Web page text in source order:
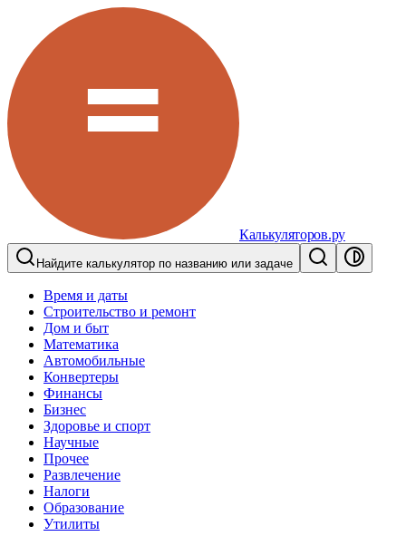
Калькуляторов.ру
Найдите калькулятор по названию или задаче
Время и даты
Строительство и ремонт
Дом и быт
Математика
Автомобильные
Конвертеры
Финансы
Бизнес
Здоровье и спорт
Научные
Прочее
Развлечение
Налоги
Образование
Утилиты